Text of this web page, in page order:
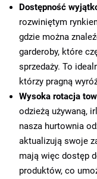
Dostępność
rozwiniętym
gdzie można
garderoby, które
sprzedaży. To
którzy pragną
Wysoka rotacja
odzieżą używaną,
nasza hurtownia
aktualizują swoje
mają więc dostęp
produktów, co